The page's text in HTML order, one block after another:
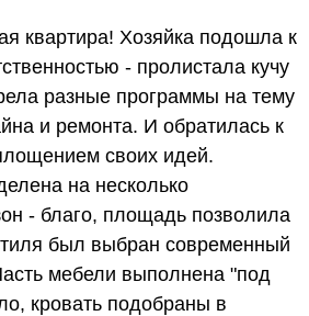
квартира! Хозяйка подошла к
- пролистала кучу
разные программы на тему
и ремонта. И обратилась к
своих идей.
на несколько
- благо, площадь позволила
был выбран современный
мебели выполнена "под
кровать подобраны в